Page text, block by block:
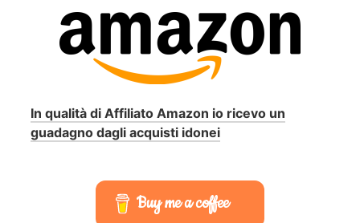
In qualità di Affiliato Amazon io ricevo un
guadagno dagli acquisti idonei
Buy me a coffee